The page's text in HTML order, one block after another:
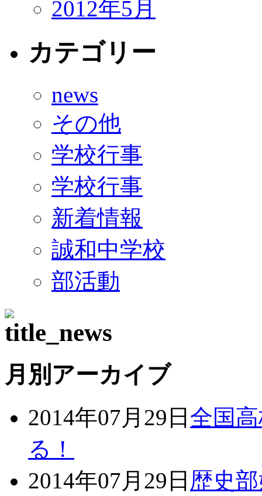
2012年5月
カテゴリー
news
その他
学校行事
学校行事
新着情報
誠和中学校
部活動
月別アーカイブ
2014年07月29日 全国
る！
2014年07月29日 歴史